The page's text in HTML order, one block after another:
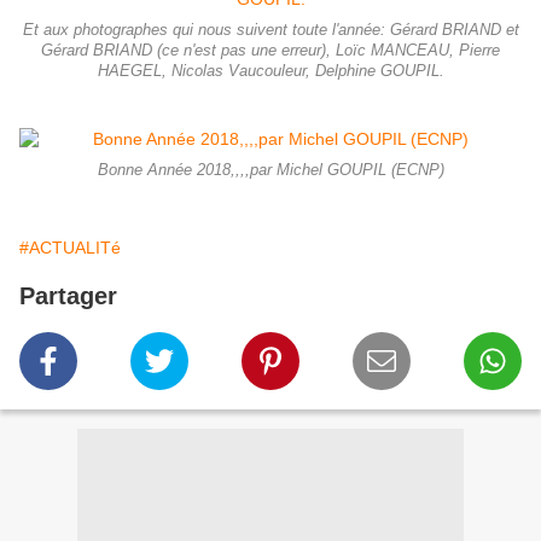
Et aux photographes qui nous suivent toute l'année: Gérard BRIAND et
Gérard BRIAND (ce n'est pas une erreur), Loïc MANCEAU, Pierre
HAEGEL, Nicolas Vaucouleur, Delphine GOUPIL.
Bonne Année 2018,,,,par Michel GOUPIL (ECNP)
#ACTUALITé
Partager